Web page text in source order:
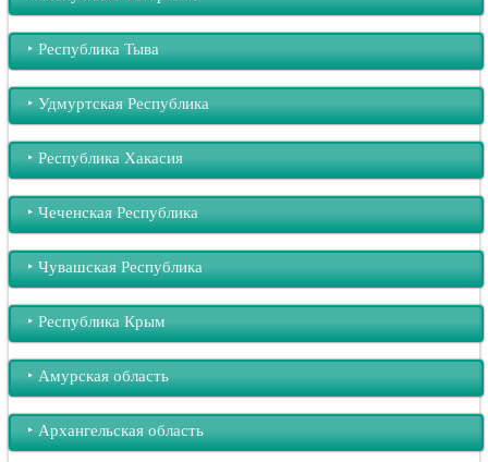
‣︎ Республика Тыва
‣︎ Удмуртская Республика
‣︎ Республика Хакасия
‣︎ Чеченская Республика
‣︎ Чувашская Республика
‣︎ Республика Крым
‣︎ Амурская область
‣︎ Архангельская область